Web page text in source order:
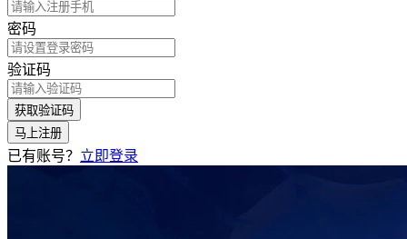
密码
验证码
获取验证码
马上注册
已有账号？ 立即登录